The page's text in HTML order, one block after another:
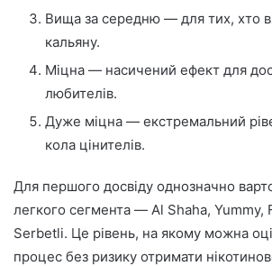
Вища за середню — для тих, хто
кальяну.
Міцна — насичений ефект для
любителів.
Дуже міцна — екстремальний
кола цінителів.
Для першого досвіду однозначно
легкого сегмента — Al Shaha, Yummy,
Serbetli. Це рівень, на якому можна
процес без ризику отримати